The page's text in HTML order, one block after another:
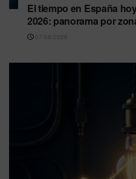
El tiempo en España
2026: panorama por
07/08/2026